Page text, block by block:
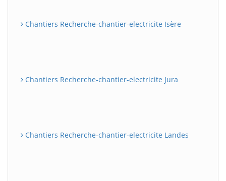
Chantiers Recherche-chantier-electricite Isère
Chantiers Recherche-chantier-electricite Jura
Chantiers Recherche-chantier-electricite Landes